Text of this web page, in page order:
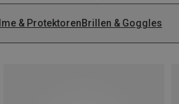
& ProtektorenBrillen & Goggles